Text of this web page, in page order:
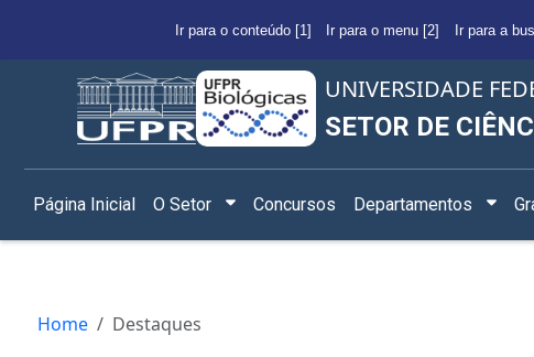
Ir para o conteúdo [1] Ir para o menu [2] Ir para a
UNIVERSIDADE
SETOR DE
Página Inicial O Setor Concursos Departamentos
Home Destaques